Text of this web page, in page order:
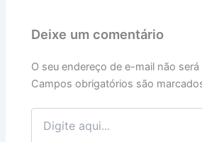
Deixe um comentário
O seu endereço de e-mail não
Campos obrigatórios são
Digite
aqui...